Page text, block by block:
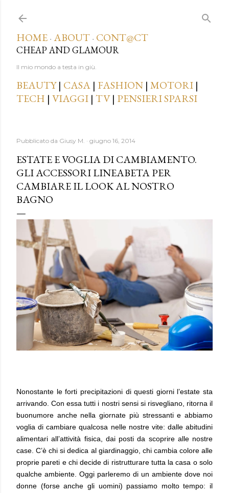
HOME · ABOUT · CONT@CT
CHEAP AND GLAMOUR
Il mio mondo a testa in giù.
BEAUTY| CASA | FASHION | MOTORI |
TECH | VIAGGI | TV| PENSIERI SPARSI
Pubblicato da Giusy M. giugno 16, 2014
ESTATE E VOGLIA DI CAMBIAMENTO.
GLI ACCESSORI LINEABETA PER
CAMBIARE IL LOOK AL NOSTRO
BAGNO
Nonostante le forti precipitazioni di questi giorni l’estate sta
arrivando. Con essa tutti i nostri sensi si risvegliano, ritorna il
buonumore anche nella giornate più stressanti e abbiamo
voglia di cambiare qualcosa nelle nostre vite: dalle abitudini
alimentari all’attività fisica, dai posti da scoprire alle nostre
case. C’è chi si dedica al giardinaggio, chi cambia colore alle
proprie pareti e chi decide di ristrutturare tutta la casa o solo
qualche ambiente. Oggi parleremo di un ambiente dove noi
donne (forse anche gli uomini) passiamo molto tempo: il